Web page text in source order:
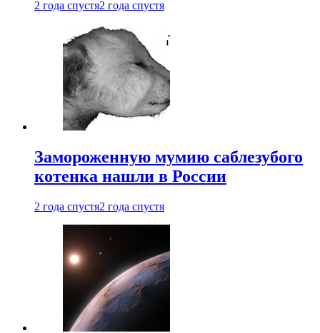
2 года спустя2 года спустя
Замороженную мумию саблезубого
котенка нашли в России
2 года спустя2 года спустя